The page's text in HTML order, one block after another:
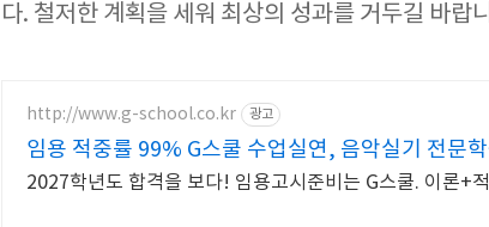
다. 철저한 계획을 세워 최상의 성과를 거두길 바랍
http://www.g-school.co.kr 광고
임용 적중률 99% G스쿨 수업실연, 음악실기 전문학
2027학년도 합격을 보다! 임용고시준비는 G스쿨. 이론+